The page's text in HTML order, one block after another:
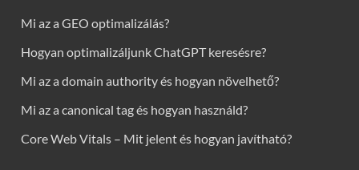
Mi az a GEO optimalizálás?
Hogyan optimalizáljunk ChatGPT keresésre?
Mi az a domain authority és hogyan növelhető?
Mi az a canonical tag és hogyan használd?
Core Web Vitals – Mit jelent és hogyan javítható?